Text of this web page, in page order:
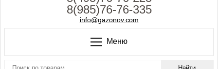
8(985)76-76-335
info@gazonov.com
Меню